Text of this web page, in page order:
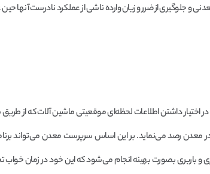
جلوگیری از ضرر و زیان وارده ناشی از عملکرد نادرست آنها
اختیار داشتن اطلاعات لحظه‌ای موقعیتی ماشین آلات که از طریق
معدن رصد می‌نماید. بر این اساس سرپرست معدن می‌تواند
بصورت بهینه انجام می‌شود که این خود در زمان خواب